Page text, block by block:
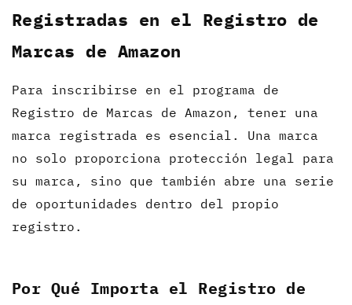
Registradas en el Registro de
Marcas de Amazon
Para inscribirse en el programa de
Registro de Marcas de Amazon, tener una
marca registrada es esencial. Una marca
no solo proporciona protección legal para
su marca, sino que también abre una serie
de oportunidades dentro del propio
registro.
Por Qué Importa el Registro de